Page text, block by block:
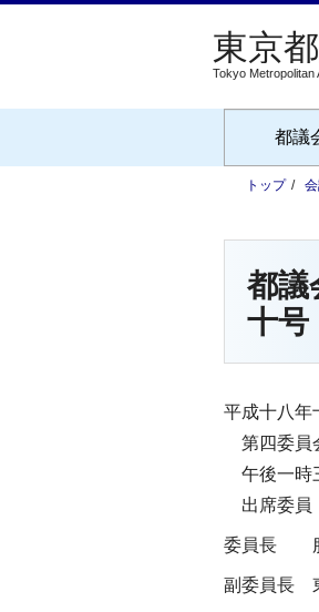
Tokyo Metropolitan
都議
トップ
都議
十号
平成十八年
第四委員
午後一時
出席委員
委員長
副委員長